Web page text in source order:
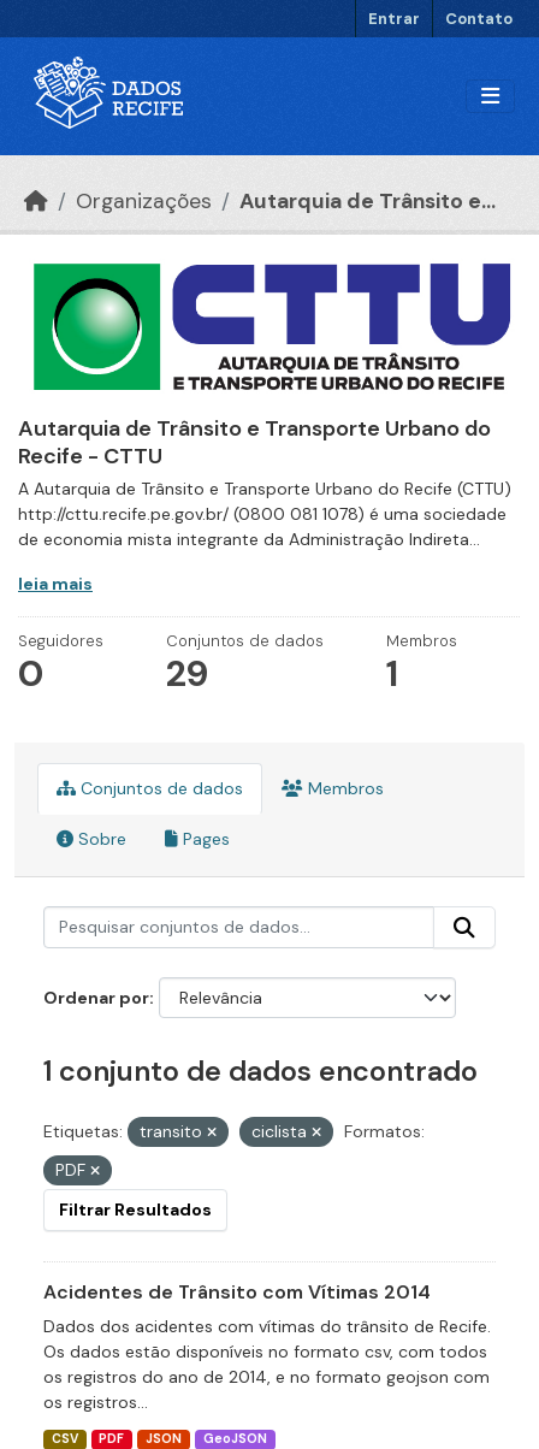
Entrar Contato
Organizações Autarquia de Trânsito e...
Autarquia de Trânsito e Transporte Urbano do
Recife - CTTU
A Autarquia de Trânsito e Transporte Urbano do Recife (CTTU)
http://cttu.recife.pe.gov.br/ (0800 081 1078) é uma sociedade
de economia mista integrante da Administração Indireta...
leia mais
Seguidores
0
Conjuntos de dados
29
Membros
1
Conjuntos de dados Membros
Sobre Pages
Ordenar por
1 conjunto de dados encontrado
Etiquetas: transito ciclista
Formatos:
PDF
Filtrar Resultados
Acidentes de Trânsito com Vítimas 2014
Dados dos acidentes com vítimas do trânsito de Recife.
Os dados estão disponíveis no formato csv, com todos
os registros do ano de 2014, e no formato geojson com
os registros...
CSV PDF JSON GeoJSON